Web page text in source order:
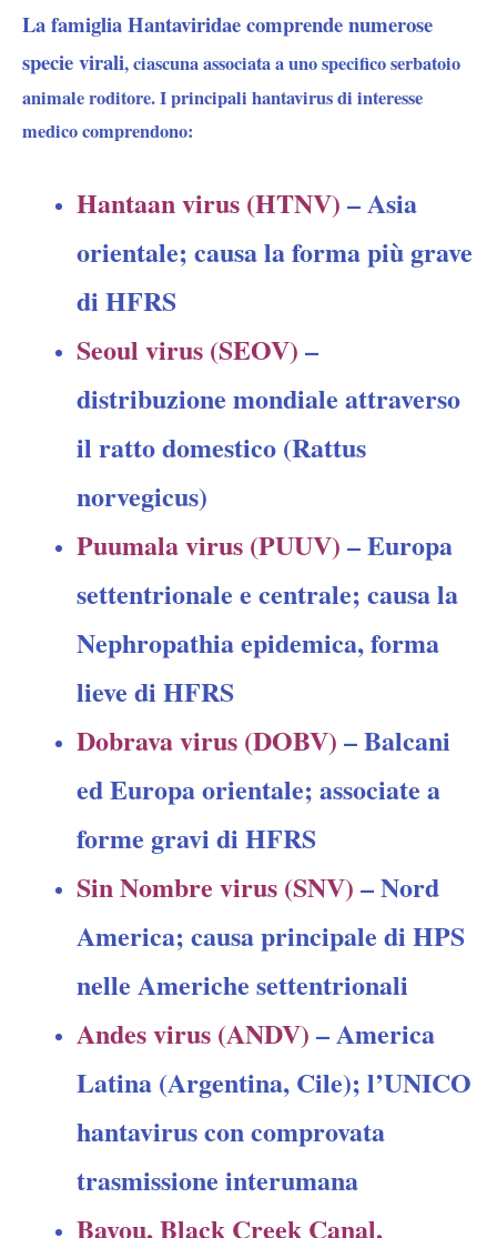
La famiglia Hantaviridae comprende numerose
specie virali, ciascuna associata a uno specifico serbatoio
animale roditore. I principali hantavirus di interesse
medico comprendono:
Hantaan virus (HTNV) – Asia
orientale; causa la forma più grave
di HFRS
Seoul virus (SEOV) –
distribuzione mondiale attraverso
il ratto domestico (Rattus
norvegicus)
Puumala virus (PUUV) – Europa
settentrionale e centrale; causa la
Nephropathia epidemica, forma
lieve di HFRS
Dobrava virus (DOBV) – Balcani
ed Europa orientale; associate a
forme gravi di HFRS
Sin Nombre virus (SNV) – Nord
America; causa principale di HPS
nelle Americhe settentrionali
Andes virus (ANDV) – America
Latina (Argentina, Cile); l’UNICO
hantavirus con comprovata
trasmissione interumana
Bayou, Black Creek Canal,